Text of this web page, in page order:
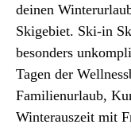
deinen
Skigebiet. Ski-in
besonders
Tagen der
Familienurlaub,
Winterauszeit mit